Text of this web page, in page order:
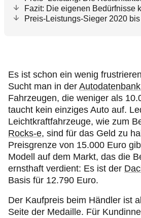
Fazit: Die eigenen Bedürfnisse
Preis-Leistungs-Sieger 2020
Es ist schon ein wenig
Sucht man in der
Fahrzeugen, die weniger als
taucht kein einziges Auto auf.
Leichtkraftfahrzeuge, wie zum
Rocks-e, sind für das Geld zu
Preisgrenze von 15.000 Euro
Modell auf dem Markt, das die
ernsthaft verdient: Es ist der
Basis für 12.790 Euro.
Der Kaufpreis beim Händler ist
Seite der Medaille. Für